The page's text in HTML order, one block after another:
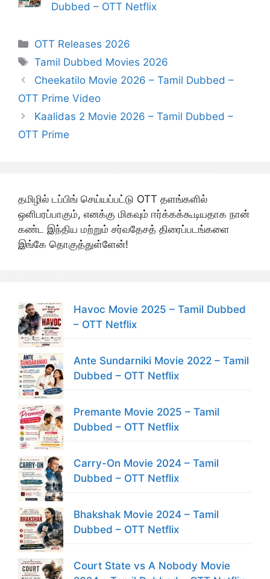
Dubbed – OTT Netflix
Categories
OTT Releases 2026
Tags
Tamil Dubbed Movies 2026
Cheekatilo Movie 2026 – Tamil Dubbed –
OTT Prime Video
Kaalidas 2 Movie 2026 – Tamil Dubbed –
OTT Prime
தமிழில் டப்பிங் செய்யப்பட்டு OTT தளங்களில்
ஒளிபரப்பாகும், எனக்கு மிகவும் ஈர்க்கக்கூடியதாக நான்
கண்ட இந்திய மற்றும் சர்வதேசத் திரைப்படங்களை
இங்கே தொகுத்துள்ளேன்!
Havoc Movie 2025 – Tamil Dubbed
– OTT Netflix
Ante Sundarniki Movie 2022 – Tamil
Dubbed – OTT Netflix
Premante Movie 2025 – Tamil
Dubbed – OTT Netflix
Carry-On Movie 2024 – Tamil
Dubbed – OTT Netflix
Bhakshak Movie 2024 – Tamil
Dubbed – OTT Netflix
Court State vs A Nobody Movie